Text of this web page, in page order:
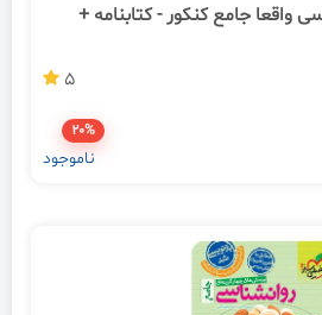
جامع کنکور - کتابنامه +
5
20%
ناموجود